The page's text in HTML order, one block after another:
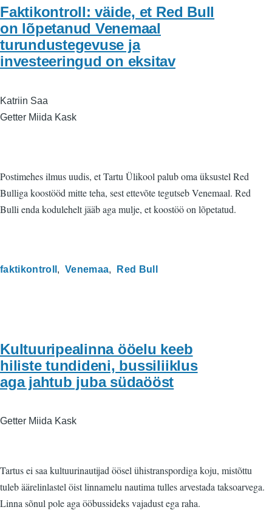
Faktikontroll: väide, et Red Bull
on lõpetanud Venemaal
turundustegevuse ja
investeeringud on eksitav
Katriin Saa
Getter Miida Kask
Postimehes ilmus uudis, et Tartu Ülikool palub oma üksustel Red
Bulliga koostööd mitte teha, sest ettevõte tegutseb Venemaal. Red
Bulli enda kodulehelt jääb aga mulje, et koostöö on lõpetatud.
faktikontroll Venemaa Red Bull
Kultuuripealinna ööelu keeb
hiliste tundideni, bussiliiklus
aga jahtub juba südaööst
Getter Miida Kask
Tartus ei saa kultuurinautijad öösel ühistranspordiga koju, mistõttu
tuleb äärelinlastel öist linnamelu nautima tulles arvestada taksoarvega.
Linna sõnul pole aga ööbussideks vajadust ega raha.